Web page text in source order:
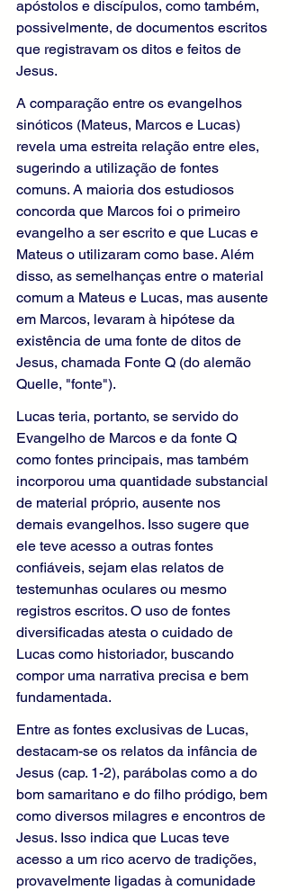
apóstolos e discípulos, como também,
possivelmente, de documentos escritos
que registravam os ditos e feitos de
Jesus.
A comparação entre os evangelhos
sinóticos (Mateus, Marcos e Lucas)
revela uma estreita relação entre eles,
sugerindo a utilização de fontes
comuns. A maioria dos estudiosos
concorda que Marcos foi o primeiro
evangelho a ser escrito e que Lucas e
Mateus o utilizaram como base. Além
disso, as semelhanças entre o material
comum a Mateus e Lucas, mas ausente
em Marcos, levaram à hipótese da
existência de uma fonte de ditos de
Jesus, chamada Fonte Q (do alemão
Quelle, "fonte").
Lucas teria, portanto, se servido do
Evangelho de Marcos e da fonte Q
como fontes principais, mas também
incorporou uma quantidade substancial
de material próprio, ausente nos
demais evangelhos. Isso sugere que
ele teve acesso a outras fontes
confiáveis, sejam elas relatos de
testemunhas oculares ou mesmo
registros escritos. O uso de fontes
diversificadas atesta o cuidado de
Lucas como historiador, buscando
compor uma narrativa precisa e bem
fundamentada.
Entre as fontes exclusivas de Lucas,
destacam-se os relatos da infância de
Jesus (cap. 1-2), parábolas como a do
bom samaritano e do filho pródigo, bem
como diversos milagres e encontros de
Jesus. Isso indica que Lucas teve
acesso a um rico acervo de tradições,
provavelmente ligadas à comunidade